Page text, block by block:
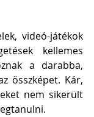
videó-játékok
kellemes
a darabba,
összképet. Kár,
nem sikerült